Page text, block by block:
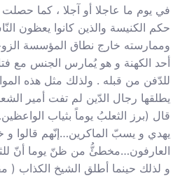
في يوم ما عاجلا أو آجلا ، كما حصلت
حكم الكنيسة والذين كانوا يعظون
وممارسته خارج نطاق المؤسسة
أحد الكهنة و هو يُمارس الجنس مع
للدّفن من قبله . ولذلك مثل هذه
يطلقها رجال الدّين لم تفت أمير
قال (برز الثعلبُ يوماً بثياب
يهدي و يسبّ الماكرين…إنّهم قالوا و
العارفون…مخطئُّ من ظنّ يوما أنّ
و لذلك حينما أطلق الشيخ الكذاب